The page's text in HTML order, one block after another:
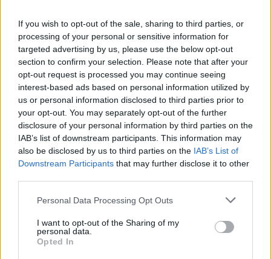
If you wish to opt-out of the sale, sharing to third parties, or
processing of your personal or sensitive information for
targeted advertising by us, please use the below opt-out
section to confirm your selection. Please note that after your
opt-out request is processed you may continue seeing
interest-based ads based on personal information utilized by
us or personal information disclosed to third parties prior to
your opt-out. You may separately opt-out of the further
disclosure of your personal information by third parties on the
IAB’s list of downstream participants. This information may
also be disclosed by us to third parties on the IAB’s List of
Downstream Participants that may further disclose it to other
Personal Data Processing Opt Outs
I want to opt-out of the Sharing of my
personal data.
Opted In
Repères visuels